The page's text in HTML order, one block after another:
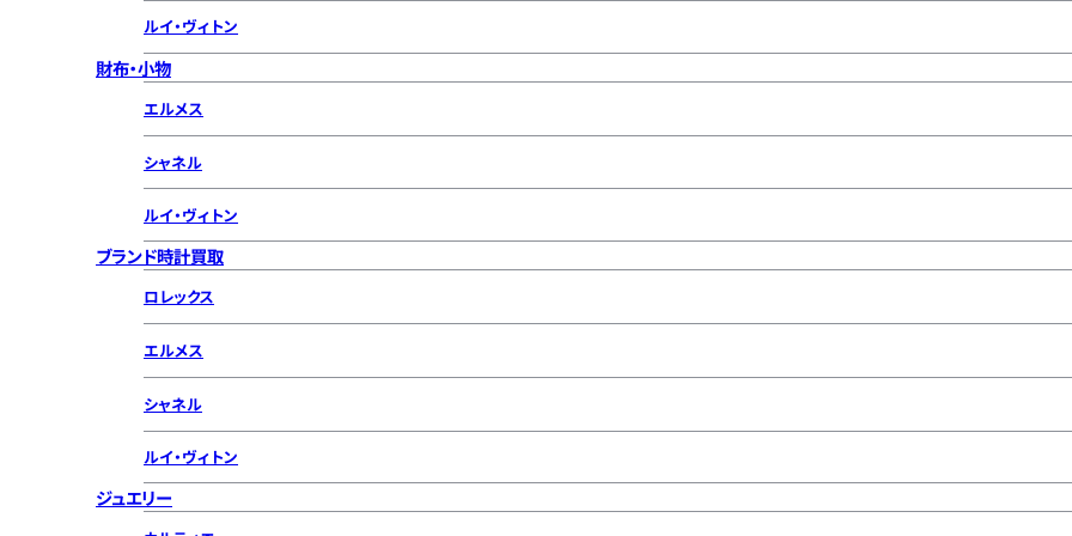
ルイ・ヴィトン
財布・小物
エルメス
シャネル
ルイ・ヴィトン
ブランド時計買取
ロレックス
エルメス
シャネル
ルイ・ヴィトン
ジュエリー